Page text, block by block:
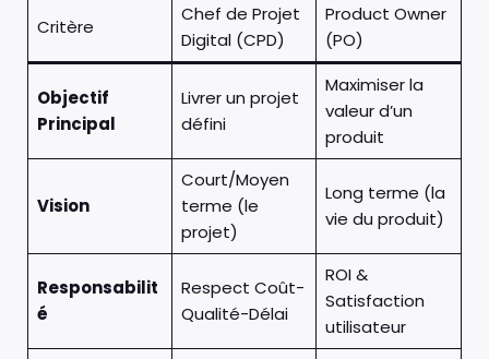
Critère
Chef de Projet
Digital (CPD)
Product Owner
(PO)
Objectif
Principal
Livrer un projet
défini
Maximiser la
valeur d’un
produit
Vision
Court/Moyen
terme (le
projet)
Long terme (la
vie du produit)
Responsabilit
é
Respect Coût-
Qualité-Délai
ROI &
Satisfaction
utilisateur